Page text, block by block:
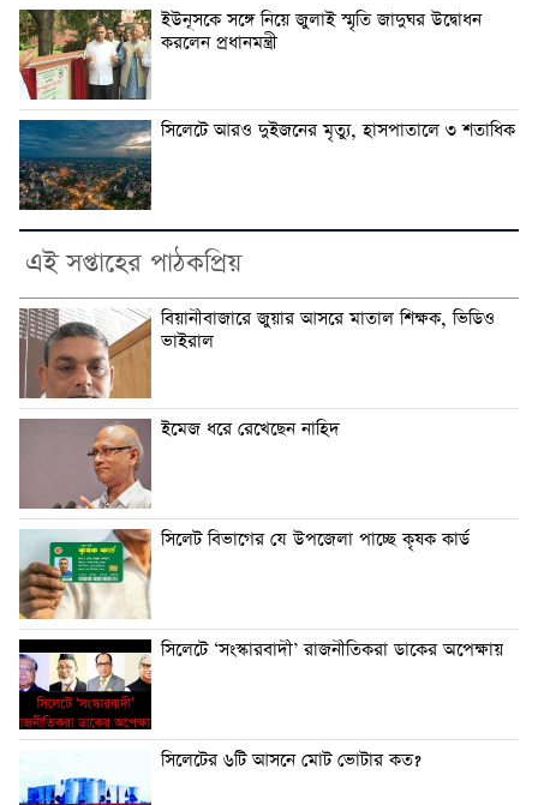
ইউনূসকে সঙ্গে নিয়ে জুলাই স্মৃতি জাদুঘর উদ্বোধন
করলেন প্রধানমন্ত্রী
সিলেটে আরও দুইজনের মৃত্যু, হাসপাতালে ৩ শতাধিক
এই সপ্তাহের পাঠকপ্রিয়
বিয়ানীবাজারে জুয়ার আসরে মাতাল শিক্ষক, ভিডিও
ভাইরাল
ইমেজ ধরে রেখেছেন নাহিদ
সিলেট বিভাগের যে উপজেলা পাচ্ছে কৃষক কার্ড
সিলেটে ‘সংস্কারবাদী’ রাজনীতিকরা ডাকের অপেক্ষায়
সিলেটের ৬টি আসনে মোট ভোটার কত?